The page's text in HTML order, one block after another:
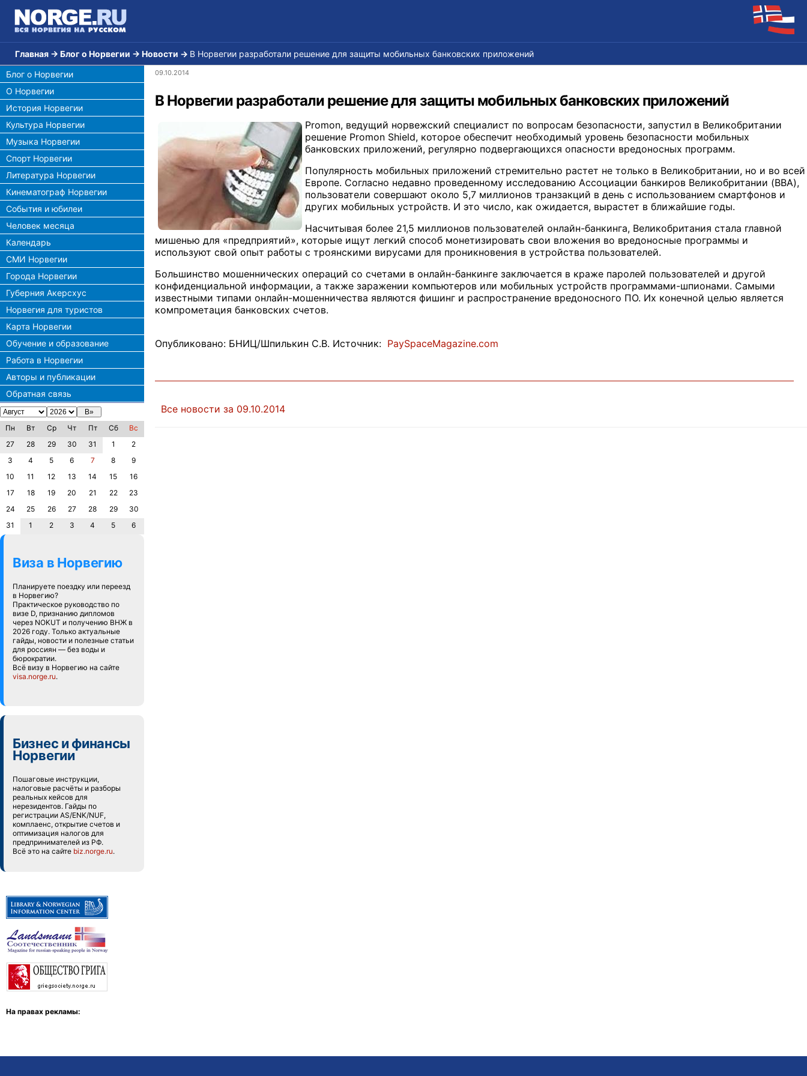
Главная → Блог о Норвегии → Новости → В Норвегии разработали решение для защиты мобильных банковских приложений
Блог о Норвегии
О Норвегии
История Норвегии
Культура Норвегии
Музыка Норвегии
Спорт Норвегии
Литература Норвегии
Кинематограф Норвегии
События и юбилеи
Человек месяца
Календарь
СМИ Норвегии
Города Норвегии
Губерния Акерсхус
Норвегия для туристов
Карта Норвегии
Обучение и образование
Работа в Норвегии
Авторы и публикации
Обратная связь
Пн Вт Ср Чт Пт Сб
Вс
27
28 29 30 31 1
2
3
4 5 6 7 8
9
10
11 12 13 14 15
16
17
18 19 20 21 22
23
24
25 26 27 28 29
30
31
1 2 3 4 5 6
Виза в Норвегию
Планируете поездку или переезд
в Норвегию?
Практическое руководство по
визе D, признанию дипломов
через NOKUT и получению ВНЖ в
2026 году. Только актуальные
гайды, новости и полезные статьи
для россиян — без воды и
бюрократии.
Всё визу в Норвегию на сайте
visa.norge.ru.
Бизнес и финансы
Норвегии
Пошаговые инструкции,
налоговые расчёты и разборы
реальных кейсов для
нерезидентов. Гайды по
регистрации AS/ENK/NUF,
комплаенс, открытие счетов и
оптимизация налогов для
предпринимателей из РФ.
Всё это на сайте biz.norge.ru.
На правах рекламы:
09.10.2014
В Норвегии разработали решение для защиты мобильных банковских приложений
Promon, ведущий норвежский специалист по вопросам безопасности, запустил в Великобритании
решение Promon Shield, которое обеспечит необходимый уровень безопасности мобильных
банковских приложений, регулярно подвергающихся опасности вредоносных программ.
Популярность мобильных приложений стремительно растет не только в Великобритании, но и во всей
Европе. Согласно недавно проведенному исследованию Ассоциации банкиров Великобритании (BBA),
пользователи совершают около 5,7 миллионов транзакций в день с использованием смартфонов и
других мобильных устройств. И это число, как ожидается, вырастет в ближайшие годы.
Насчитывая более 21,5 миллионов пользователей онлайн-банкинга, Великобритания стала главной
мишенью для «предприятий», которые ищут легкий способ монетизировать свои вложения во вредоносные программы и
используют свой опыт работы с троянскими вирусами для проникновения в устройства пользователей.
Большинство мошеннических операций со счетами в онлайн-банкинге заключается в краже паролей пользователей и другой
конфиденциальной информации, а также заражении компьютеров или мобильных устройств программами-шпионами. Самыми
известными типами онлайн-мошенничества являются фишинг и распространение вредоносного ПО. Их конечной целью является
компрометация банковских счетов.
Опубликовано: БНИЦ/Шпилькин С.В. Источник: PaySpaceMagazine.com
Все новости за 09.10.2014